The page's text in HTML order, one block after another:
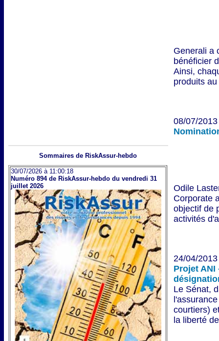
Sommairesde RiskAssur-hebdo
30/07/2026 à 11:00:18
Numéro 894 de RiskAssur-hebdo du vendredi 31
juillet 2026
Generali a
bénéficier
Ainsi,
produits
08/07/
Odile
Corporate
objectif de
activités
24/04/
Projet ANI
Le Sénat,
courtiers)
la liberté